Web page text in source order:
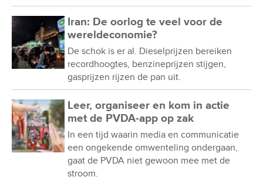
Iran: De oorlog te veel voor de
wereldeconomie?
De schok is er al. Dieselprijzen bereiken
recordhoogtes, benzineprijzen stijgen,
gasprijzen rijzen de pan uit.
Leer, organiseer en kom in actie
met de PVDA-app op zak
In een tijd waarin media en communicatie
een ongekende omwenteling ondergaan,
gaat de PVDA niet gewoon mee met de
stroom.